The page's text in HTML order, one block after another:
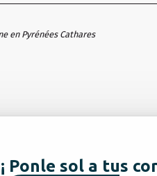
en Pyrénées Cathares
¡ Ponle sol a tus